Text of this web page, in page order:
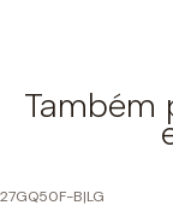
Também
27GQ50F-B|LG